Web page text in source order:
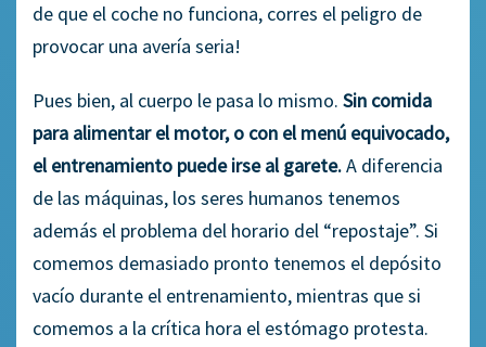
de que el coche no funciona, corres el peligro de
provocar una avería seria!
Pues bien, al cuerpo le pasa lo mismo. Sin comida
para alimentar el motor, o con el menú equivocado,
el entrenamiento puede irse al garete.A diferencia
de las máquinas, los seres humanos tenemos
además el problema del horario del “repostaje”. Si
comemos demasiado pronto tenemos el depósito
vacío durante el entrenamiento, mientras que si
comemos a la crítica hora el estómago protesta.